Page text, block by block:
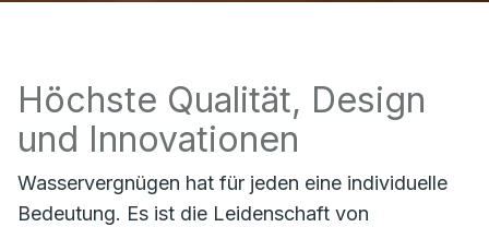
Höchste Qualität, Design
und Innovationen
Wasservergnügen hat für jeden eine individuelle
Bedeutung. Es ist die Leidenschaft von